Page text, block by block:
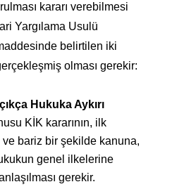
kararı verebilmesi
Yargılama Usulü
belirtilen iki
olması gerekir:
Hukuka Aykırı
KİK kararının, ilk
ve bariz bir şekilde kanuna,
genel ilkelerine
gerekir.